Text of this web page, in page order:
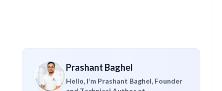
Prashant Baghel
Hello, I’m Prashant Baghel, Founder